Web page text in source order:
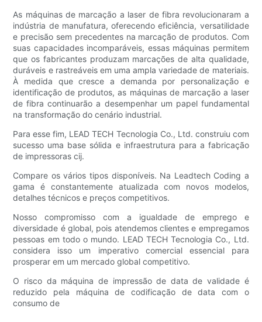
As máquinas de marcação a laser de fibra revolucionaram a
indústria de manufatura, oferecendo eficiência, versatilidade
e precisão sem precedentes na marcação de produtos. Com
suas capacidades incomparáveis, essas máquinas permitem
que os fabricantes produzam marcações de alta qualidade,
duráveis ​​e rastreáveis ​​em uma ampla variedade de materiais.
À medida que cresce a demanda por personalização e
identificação de produtos, as máquinas de marcação a laser
de fibra continuarão a desempenhar um papel fundamental
na transformação do cenário industrial.
Para esse fim, LEAD TECH Tecnologia Co., Ltd. construiu com
sucesso uma base sólida e infraestrutura para a fabricação
de impressoras cij.
Compare os vários tipos disponíveis. Na Leadtech Coding a
gama é constantemente atualizada com novos modelos,
detalhes técnicos e preços competitivos.
Nosso compromisso com a igualdade de emprego e
diversidade é global, pois atendemos clientes e empregamos
pessoas em todo o mundo. LEAD TECH Tecnologia Co., Ltd.
considera isso um imperativo comercial essencial para
prosperar em um mercado global competitivo.
O risco da máquina de impressão de data de validade é
reduzido pela máquina de codificação de data com o
consumo de